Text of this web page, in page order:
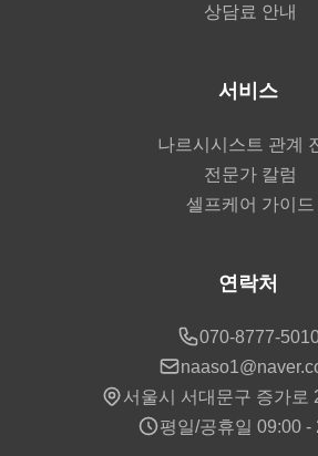
상담료 안내
서비스
나르시시스트 관계
전문가 칼럼
셀프케어 가이드
연락처
070-8777-
서울시 서대문구 증가로
평일/공휴일 09:00 -